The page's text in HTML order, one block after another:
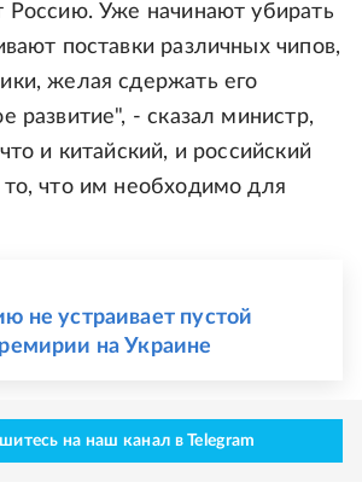
Россию. Уже начинают убирать
поставки различных чипов,
желая сдержать его
развитие", - сказал министр,
и китайский, и российский
что им необходимо для
не устраивает пустой
на Украине
на наш канал в Telegram